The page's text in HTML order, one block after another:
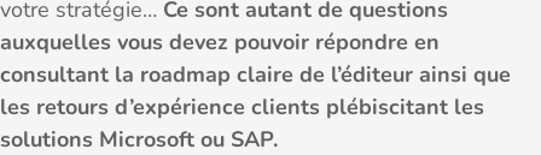
votre stratégie… Ce sont autant de questions
auxquelles vous devez pouvoir répondre en
consultant la roadmap claire de l’éditeur ainsi que
les retours d’expérience clients plébiscitant les
solutions Microsoft ou SAP.